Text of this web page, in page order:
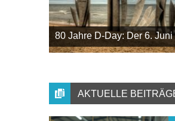
80 Jahre D-Day: Der 6. Juni
AKTUELLE